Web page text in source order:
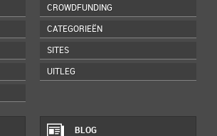
CROWDFUNDING
CATEGORIEËN
SITES
UITLEG
BLOG